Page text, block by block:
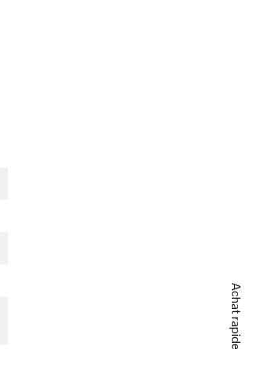
Achat rapide